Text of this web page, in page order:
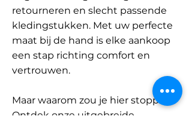
retourneren en slecht passende
kledingstukken. Met uw perfecte
maat bij de hand is elke aankoop
een stap richting comfort en
vertrouwen.
Maar waarom zou je hier stoppen?
Ontdek onze uitgebreide